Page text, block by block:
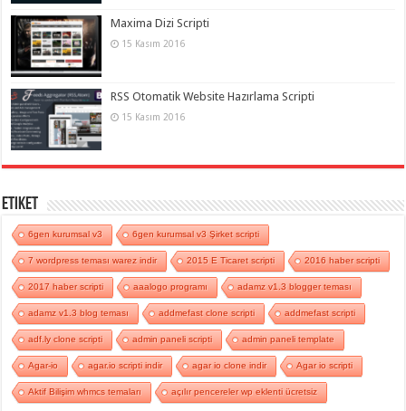
Maxima Dizi Scripti
15 Kasım 2016
RSS Otomatik Website Hazırlama Scripti
15 Kasım 2016
Etiket
6gen kurumsal v3 6gen kurumsal v3 Şirket scripti
7 wordpress teması warez indir 2015 E Ticaret scripti 2016 haber scripti
2017 haber scripti aaalogo programı adamz v1.3 blogger teması
adamz v1.3 blog teması addmefast clone scripti addmefast scripti
adf.ly clone scripti admin paneli scripti admin paneli template
Agar-io agar.io scripti indir agar io clone indir Agar io scripti
Aktif Bilişim whmcs temaları açılır pencereler wp eklenti ücretsiz